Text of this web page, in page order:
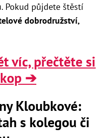
Pokud půjdete štěstí
dobrodružství,
víc, přečtěte si
➔
Kloubkové:
s kolegou či